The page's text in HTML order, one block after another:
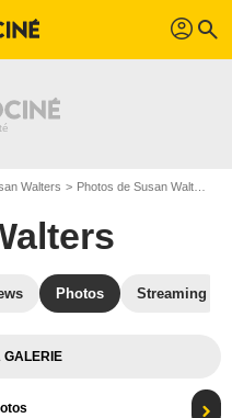
profil search
Walters Photos de Susan Walters
Photos Streaming
GALERIE